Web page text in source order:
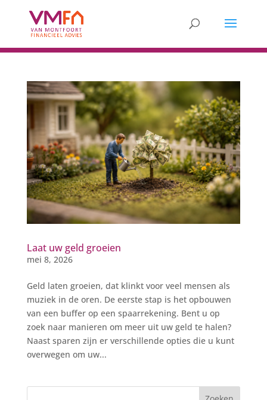
Laat uw geld groeien
mei 8, 2026
Geld laten groeien, dat klinkt voor veel mensen als
muziek in de oren. De eerste stap is het opbouwen
van een buffer op een spaarrekening. Bent u op
zoek naar manieren om meer uit uw geld te halen?
Naast sparen zijn er verschillende opties die u kunt
overwegen om uw...